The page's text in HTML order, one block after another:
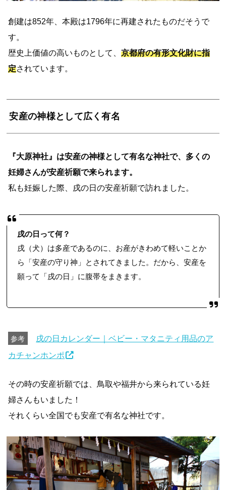
創建は852年、本殿は1796年に再建されたものだそうで
す。
歴史上価値の高いものとして、京都府の有形文化財に指
定されています。
安産の神様として広く有名
『大原神社』は安産の神様として有名な神社で、多くの
妊婦さんが安産祈願で来られます。
私も妊娠した際、戌の日の安産祈願で訪れました。
戌の日って何？
戌（犬）は多産であるのに、お産がきわめて軽いことか
ら「安産の守り神」とされてきました。だから、安産を
願って「戌の日」に腹帯をまきます。
参考
戌の日カレンダー｜ベビー・マタニティ用品のア
カチャンホンポ
その時の安産祈願では、鳥取や福井から来られている妊
婦さんもいました！
それくらい全国でも安産で有名な神社です。